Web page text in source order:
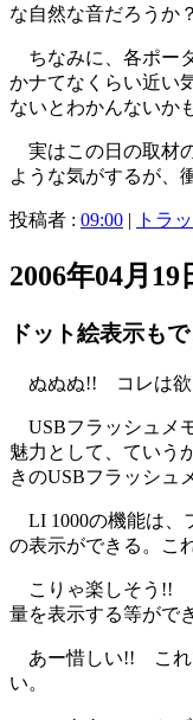
な自然な音だろうか
ちなみに、各ポー
かナてなくらい近い
ないとわかんないか
実はこの日の取材
ような気がするが、
投稿者 : 09:00 | トラ
2006年04月19
ドット絵表示も
ぬぬぬ!! コレは欲
USBフラッシュメ
魅力として、ていう
きのUSBフラッシュ
LI 1000の機能は、
の表示ができる。こ
こりゃ楽しそう!!
量を表示する等がで
あー惜しい!! これ
い。